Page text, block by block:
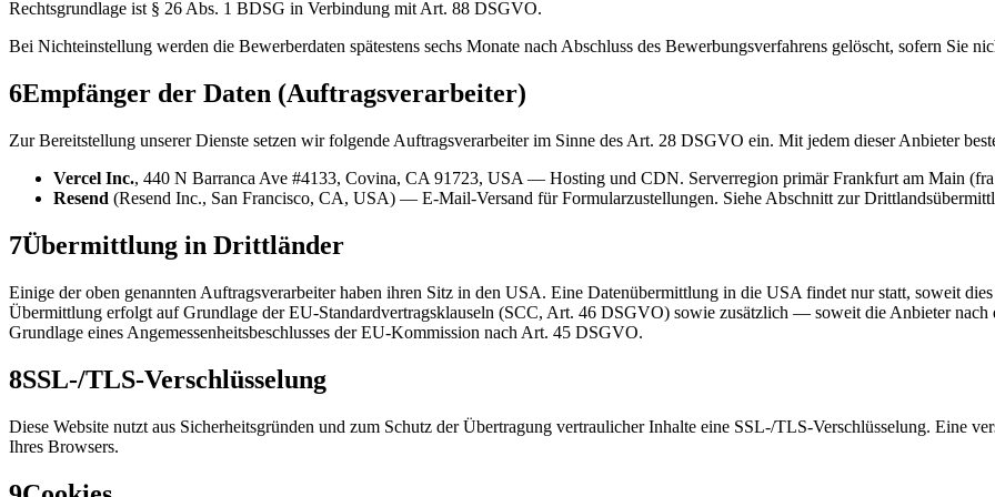
Rechtsgrundlage ist § 26 Abs. 1 BDSG in Verbindung mit Art. 88 DSGVO.
Bei Nichteinstellung werden die Bewerberdaten spätestens sechs Monate nach Abschluss des Bewerbungsverfahrens gelöscht, sofern Sie
6Empfänger der Daten (Auftragsverarbeiter)
Zur Bereitstellung unserer Dienste setzen wir folgende Auftragsverarbeiter im Sinne des Art. 28 DSGVO ein. Mit jedem dieser Anbieter
Vercel Inc., 440 N Barranca Ave #4133, Covina, CA 91723, USA — Hosting und CDN. Serverregion primär Frankfurt am Main
Resend (Resend Inc., San Francisco, CA, USA) — E-Mail-Versand für Formularzustellungen. Siehe Abschnitt zur
7Übermittlung in Drittländer
Einige der oben genannten Auftragsverarbeiter haben ihren Sitz in den USA. Eine Datenübermittlung in die USA findet nur statt, soweit
Übermittlung erfolgt auf Grundlage der EU-Standardvertragsklauseln (SCC, Art. 46 DSGVO) sowie zusätzlich — soweit die Anbieter
Grundlage eines Angemessenheitsbeschlusses der EU-Kommission nach Art. 45 DSGVO.
8SSL-/TLS-Verschlüsselung
Diese Website nutzt aus Sicherheitsgründen und zum Schutz der Übertragung vertraulicher Inhalte eine SSL-/TLS-Verschlüsselung. Eine
Ihres Browsers.